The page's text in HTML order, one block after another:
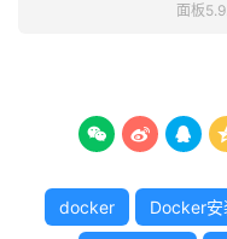
面板
  
docker Docker安